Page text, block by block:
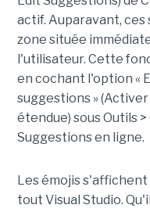
actif. Auparavant,
zone située
l'utilisateur. Cette
en cochant l'option «
suggestions »
étendue) sous Outils
Suggestions en ligne.
Les émojis s'affichent
tout Visual Studio.